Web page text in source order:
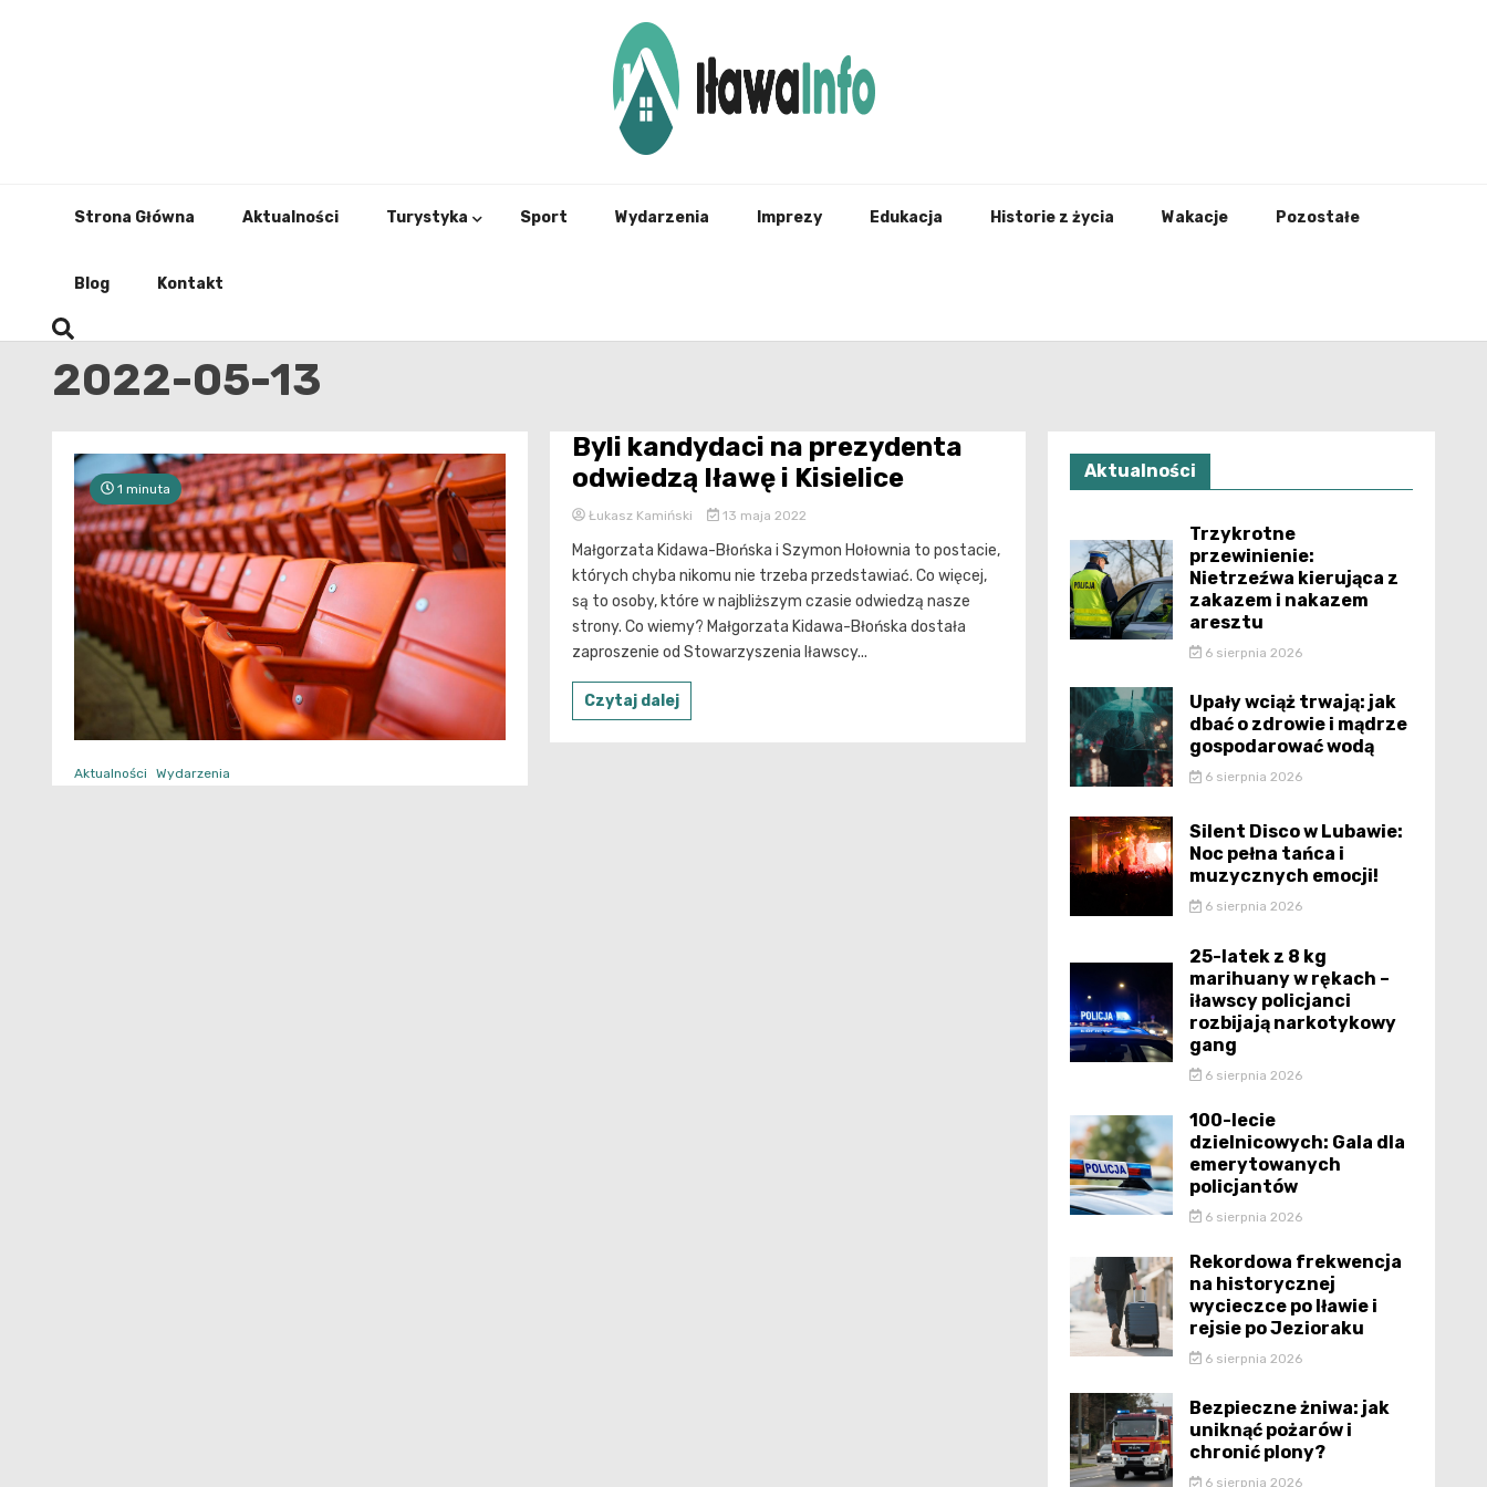
ilawainfo.pl
Strona Główna Aktualności Turystyka Sport Wydarzenia Imprezy Edukacja Historie z życia Wakacje Pozostałe
Blog Kontakt
2022-05-13
1 minuta
Aktualności Wydarzenia
Byli kandydaci na prezydenta
odwiedzą Iławę i Kisielice
Łukasz Kamiński 13 maja 2022
Małgorzata Kidawa-Błońska i Szymon Hołownia to postacie,
których chyba nikomu nie trzeba przedstawiać. Co więcej,
są to osoby, które w najbliższym czasie odwiedzą nasze
strony. Co wiemy? Małgorzata Kidawa-Błońska dostała
zaproszenie od Stowarzyszenia Iławscy...
Czytaj dalej
Aktualności
Trzykrotne
przewinienie:
Nietrzeźwa kierująca z
zakazem i nakazem
aresztu
6 sierpnia 2026
Upały wciąż trwają: jak
dbać o zdrowie i mądrze
gospodarować wodą
6 sierpnia 2026
Silent Disco w Lubawie:
Noc pełna tańca i
muzycznych emocji!
6 sierpnia 2026
25-latek z 8 kg
marihuany w rękach –
iławscy policjanci
rozbijają narkotykowy
gang
6 sierpnia 2026
100-lecie
dzielnicowych: Gala dla
emerytowanych
policjantów
6 sierpnia 2026
Rekordowa frekwencja
na historycznej
wycieczce po Iławie i
rejsie po Jezioraku
6 sierpnia 2026
Bezpieczne żniwa: jak
uniknąć pożarów i
chronić plony?
6 sierpnia 2026